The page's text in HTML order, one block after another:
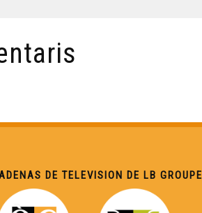
DE TELEVISION DE LB GROUPE